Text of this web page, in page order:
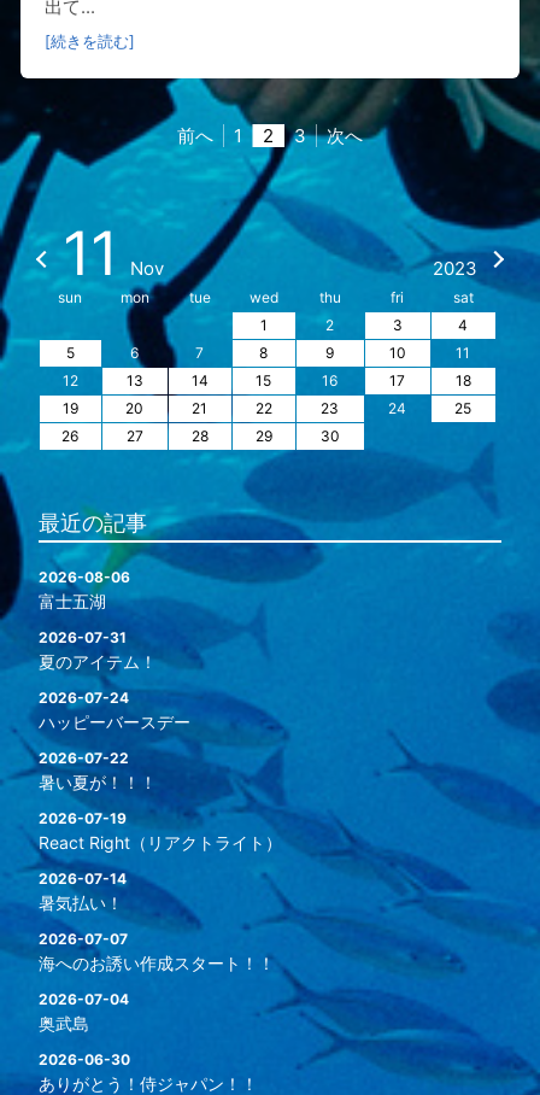
出て...
[続きを読む]
前へ 1 2 3 次へ
11 Nov 2023
sun mon tue wed thu fri
sat
1
2 3
4
5
6 7 8 9 10
11
12
13 14 15 16 17
18
19
20 21 22 23 24
25
26
27 28 29 30
最近の記事
2026-08-06
富士五湖
2026-07-31
夏のアイテム！
2026-07-24
ハッピーバースデー
2026-07-22
暑い夏が！！！
2026-07-19
React Right（リアクトライト）
2026-07-14
暑気払い！
2026-07-07
海へのお誘い作成スタート！！
2026-07-04
奥武島
2026-06-30
ありがとう！侍ジャパン！！